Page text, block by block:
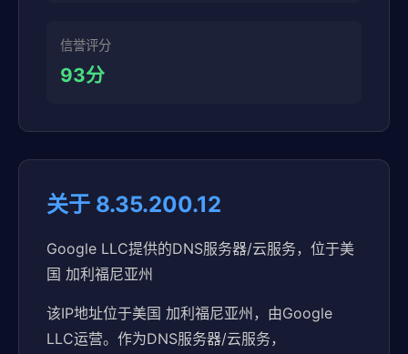
信誉评分
93分
关于 8.35.200.12
Google LLC提供的DNS服务器/云服务，位于美
国 加利福尼亚州
该IP地址位于美国 加利福尼亚州，由Google
LLC运营。作为DNS服务器/云服务，